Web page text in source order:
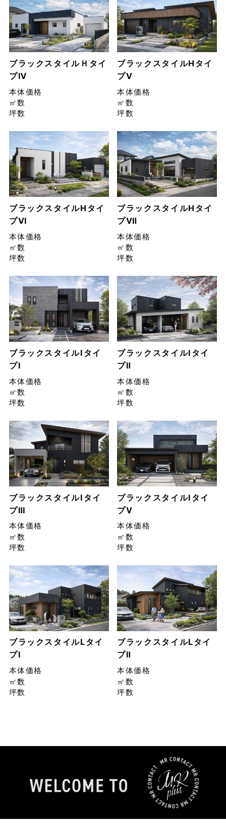
ブラックスタイルＨタイ
プⅣ
本体価格
㎡数
坪数
ブラックスタイルHタイ
プⅤ
本体価格
㎡数
坪数
ブラックスタイルHタイ
プⅥ
本体価格
㎡数
坪数
ブラックスタイルHタイ
プⅦ
本体価格
㎡数
坪数
ブラックスタイルIタイ
プⅠ
本体価格
㎡数
坪数
ブラックスタイルIタイ
プⅡ
本体価格
㎡数
坪数
ブラックスタイルIタイ
プⅢ
本体価格
㎡数
坪数
ブラックスタイルIタイ
プⅤ
本体価格
㎡数
坪数
ブラックスタイルLタイ
プⅠ
本体価格
㎡数
坪数
ブラックスタイルLタイ
プⅡ
本体価格
㎡数
坪数